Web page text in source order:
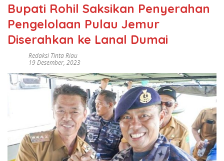
Bupati Rohil Saksikan Penyerahan
Pengelolaan Pulau Jemur
Diserahkan ke Lanal Dumai
Redaksi Tinta Riau
19 Desember, 2023